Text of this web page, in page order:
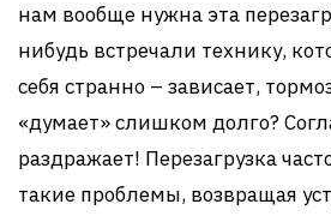
нам вообще нужна эта
нибудь встречали технику,
себя странно – зависает,
«думает» слишком долго?
раздражает! Перезагрузка
такие проблемы, возвращая